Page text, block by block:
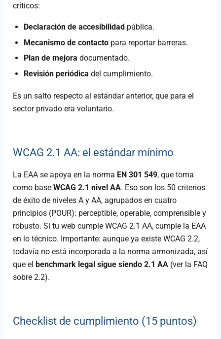
críticos:
Declaración de accesibilidad pública.
Mecanismo de contacto para reportar barreras.
Plan de mejora documentado.
Revisión periódica del cumplimiento.
Es un salto respecto al estándar anterior, que para el
sector privado era voluntario.
WCAG 2.1 AA: el estándar mínimo
La EAA se apoya en la norma EN 301 549, que toma
como baseWCAG 2.1 nivel AA. Eso son los 50 criterios
de éxito de niveles A y AA, agrupados en cuatro
principios (POUR): perceptible, operable, comprensible y
robusto. Si tu web cumple WCAG 2.1 AA, cumple la EAA
en lo técnico. Importante: aunque ya existe WCAG 2.2,
todavía no está incorporada a la norma armonizada, así
que el benchmark legal sigue siendo 2.1 AA (ver la FAQ
sobre 2.2).
Checklist de cumplimiento (15 puntos)